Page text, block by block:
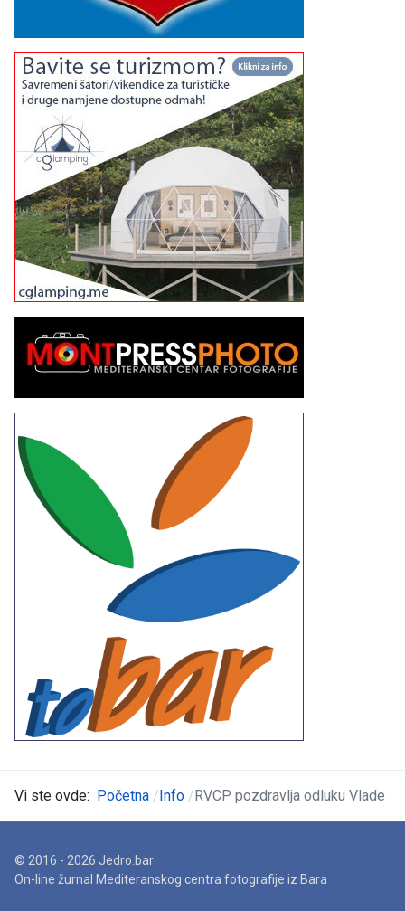
Vi ste ovde: Početna Info RVCP pozdravlja odluku Vlade
© 2016 - 2026 Jedro.bar
On-line žurnal Mediteranskog centra fotografije iz Bara